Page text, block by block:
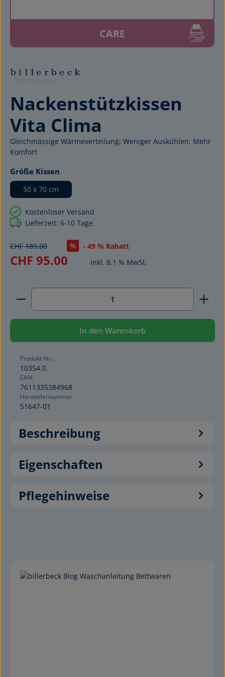
CARE
Nackenstützkissen
Vita Clima
Gleichmässige Wärmeverteilung; Weniger Auskühlen; Mehr
Komfort
Größe Kissen
50 x 70 cm
Kostenloser Versand
Lieferzeit: 6-10 Tage
CHF 189.00 % - 49 % Rabatt
CHF 95.00 inkl. 8.1 % MwSt.
Produkt Anzahl: Gib den gewünschten Wert ein
In den Warenkorb
Produkt-Nr.:
10354.0
EAN:
7611335384968
Herstellernummer
S1647-01
Beschreibung
Eigenschaften
Pflegehinweise